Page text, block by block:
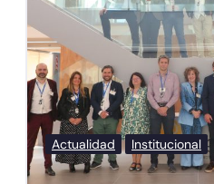
Actualidad Institucional